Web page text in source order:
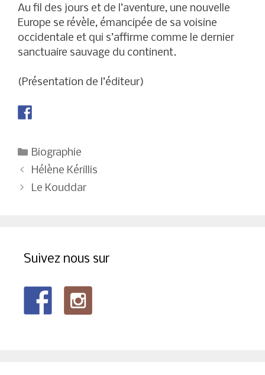
Au fil des jours et de l’aventure, une nouvelle
Europe se révèle, émancipée de sa voisine
occidentale et qui s’affirme comme le dernier
sanctuaire sauvage du continent.
(Présentation de l’éditeur)
Catégories
Biographie
Navigation
des
Hélène Kérillis
Le Kouddar
Suivez nous sur